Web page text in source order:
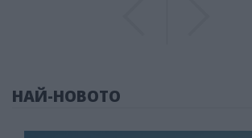
НАЙ-НОВОТО